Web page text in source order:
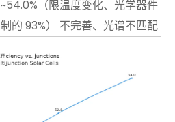
~54.0%（限
制的 93%）
温度变化、光学器件
不完善、光谱不匹配